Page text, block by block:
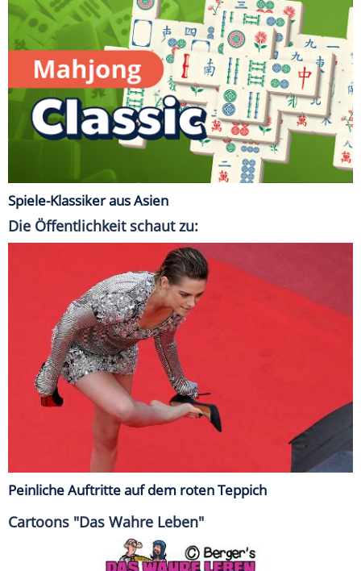
Spiele-Klassiker aus Asien
Die Öffentlichkeit schaut zu:
Peinliche Auftritte auf dem roten Teppich
Cartoons "Das Wahre Leben"